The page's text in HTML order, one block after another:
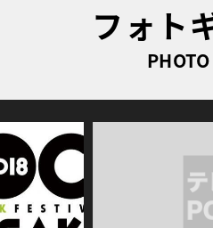
フォト